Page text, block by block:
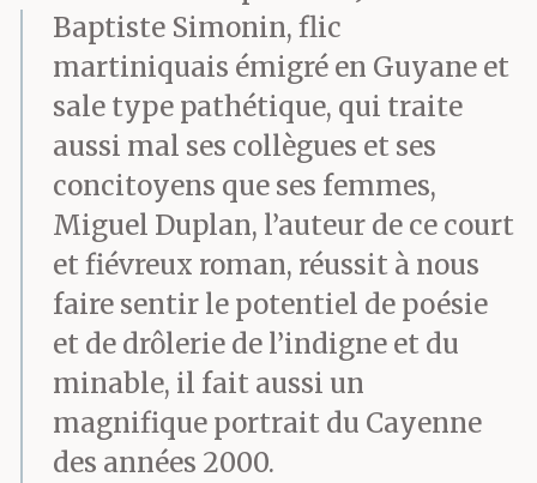
Baptiste Simonin, flic
martiniquais émigré en Guyane et
sale type pathétique, qui traite
aussi mal ses collègues et ses
concitoyens que ses femmes,
Miguel Duplan, l’auteur de ce court
et fiévreux roman, réussit à nous
faire sentir le potentiel de poésie
et de drôlerie de l’indigne et du
minable, il fait aussi un
magnifique portrait du Cayenne
des années 2000.